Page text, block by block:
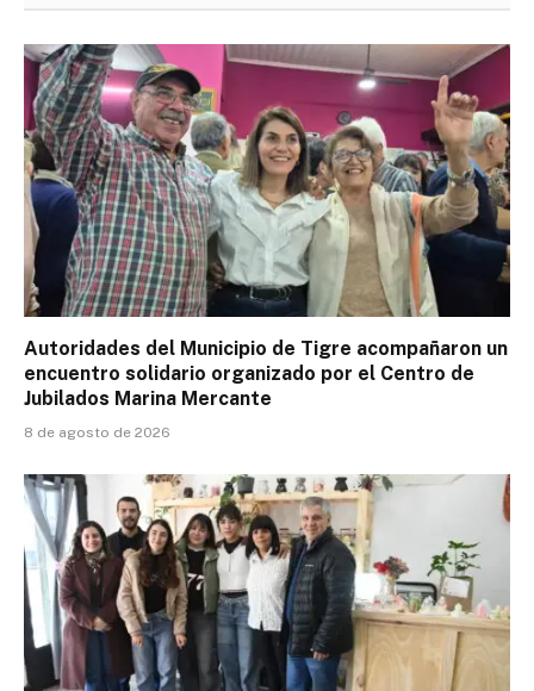
Autoridades del Municipio de Tigre acompañaron un
encuentro solidario organizado por el Centro de
Jubilados Marina Mercante
8 de agosto de 2026